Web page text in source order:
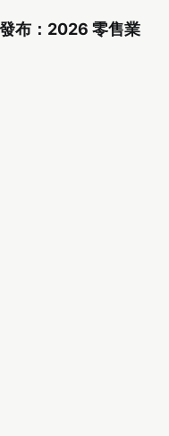
布：2026 零售業